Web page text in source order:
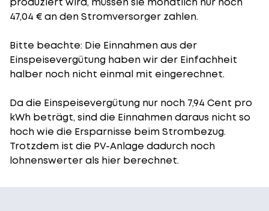
47,04 € an den Stromversorger zahlen.
Bitte beachte: Die Einnahmen aus der
Einspeisevergütung haben wir der Einfachheit
halber noch nicht einmal mit eingerechnet.
Da die Einspeisevergütung nur noch 7,94 Cent pro
kWh beträgt, sind die Einnahmen daraus nicht so
hoch wie die Ersparnisse beim Strombezug.
Trotzdem ist die PV-Anlage dadurch noch
lohnenswerter als hier berechnet.